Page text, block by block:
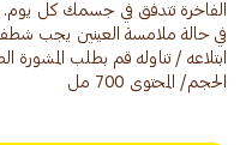
الفاخرة تتدفق في جسمك كل يوم.
في حالة ملامسة العينين يجب شطف
ابتلاعه / تناوله قم بطلب المشورة
الحجم/ المحتوى 700 مل